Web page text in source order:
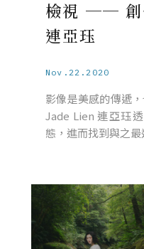
檢視 ── 創
連亞珏
Nov.22.2020
影像是美感的傳遞
Jade Lien 連亞珏
態，進而找到與之最